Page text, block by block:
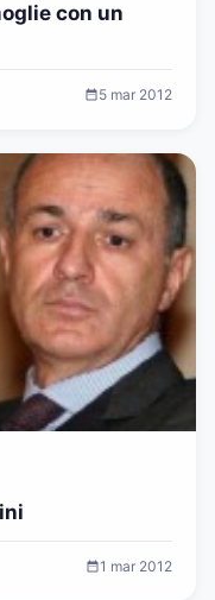
con un
5 mar 2012
1 mar 2012